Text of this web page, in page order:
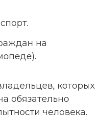
на
которых
обязательно
человека.